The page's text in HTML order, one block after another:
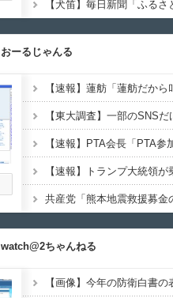
おーるじゃんる
watch@2ちゃんねる